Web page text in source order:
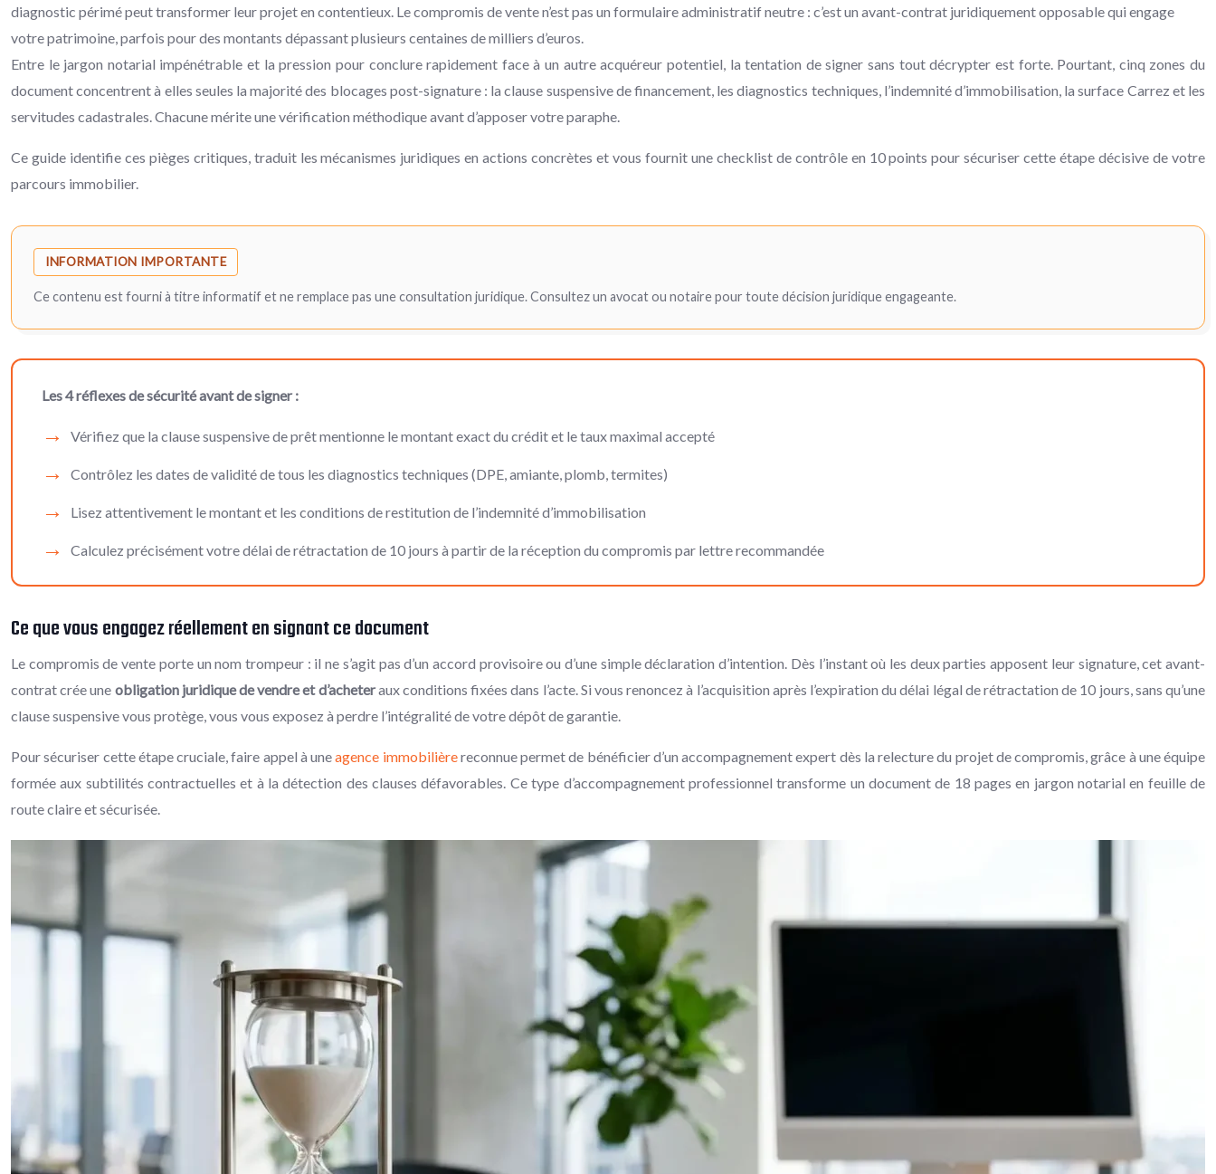
diagnostic périmé peut transformer leur projet en contentieux. Le compromis de vente n’est pas un formulaire administratif neutre : c’est un avant-contrat juridiquement opposable qui engage
votre patrimoine, parfois pour des montants dépassant plusieurs centaines de milliers d’euros.
Entre le jargon notarial impénétrable et la pression pour conclure rapidement face à un autre acquéreur potentiel, la tentation de signer sans tout décrypter est forte. Pourtant, cinq zones du
document concentrent à elles seules la majorité des blocages post-signature : la clause suspensive de financement, les diagnostics techniques, l’indemnité d’immobilisation, la surface Carrez et les
servitudes cadastrales. Chacune mérite une vérification méthodique avant d’apposer votre paraphe.
Ce guide identifie ces pièges critiques, traduit les mécanismes juridiques en actions concrètes et vous fournit une checklist de contrôle en 10 points pour sécuriser cette étape décisive de votre
parcours immobilier.
INFORMATION IMPORTANTE
Ce contenu est fourni à titre informatif et ne remplace pas une consultation juridique. Consultez un avocat ou notaire pour toute décision juridique engageante.
Les 4 réflexes de sécurité avant de signer :
Vérifiez que la clause suspensive de prêt mentionne le montant exact du crédit et le taux maximal accepté
Contrôlez les dates de validité de tous les diagnostics techniques (DPE, amiante, plomb, termites)
Lisez attentivement le montant et les conditions de restitution de l’indemnité d’immobilisation
Calculez précisément votre délai de rétractation de 10 jours à partir de la réception du compromis par lettre recommandée
Ce que vous engagez réellement en signant ce document
Le compromis de vente porte un nom trompeur : il ne s’agit pas d’un accord provisoire ou d’une simple déclaration d’intention. Dès l’instant où les deux parties apposent leur signature, cet avant-
contrat crée une obligation juridique de vendre et d’acheteraux conditions fixées dans l’acte. Si vous renoncez à l’acquisition après l’expiration du délai légal de rétractation de 10 jours, sans qu’une
clause suspensive vous protège, vous vous exposez à perdre l’intégralité de votre dépôt de garantie.
Pour sécuriser cette étape cruciale, faire appel à uneagence immobilièrereconnue permet de bénéficier d’un accompagnement expert dès la relecture du projet de compromis, grâce à une équipe
formée aux subtilités contractuelles et à la détection des clauses défavorables. Ce type d’accompagnement professionnel transforme un document de 18 pages en jargon notarial en feuille de
route claire et sécurisée.